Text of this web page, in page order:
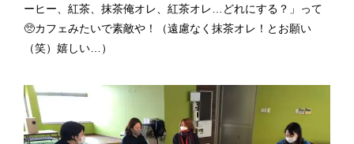
ーヒー、紅茶、抹茶俺オレ、紅茶オレ…どれにする？」って
🥺カフェみたいで素敵や！（遠慮なく抹茶オレ！とお願い
（笑）嬉しい…）